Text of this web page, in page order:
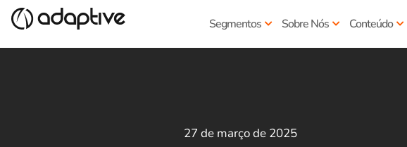
Segmentos Sobre Nós Conteúdo
27 de março de 2025